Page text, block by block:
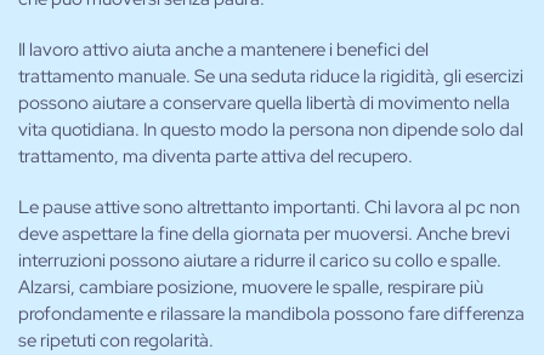
Il lavoro attivo aiuta anche a mantenere i benefici del
trattamento manuale. Se una seduta riduce la rigidità, gli esercizi
possono aiutare a conservare quella libertà di movimento nella
vita quotidiana. In questo modo la persona non dipende solo dal
trattamento, ma diventa parte attiva del recupero.
Le pause attive sono altrettanto importanti. Chi lavora al pc non
deve aspettare la fine della giornata per muoversi. Anche brevi
interruzioni possono aiutare a ridurre il carico su collo e spalle.
Alzarsi, cambiare posizione, muovere le spalle, respirare più
profondamente e rilassare la mandibola possono fare differenza
se ripetuti con regolarità.